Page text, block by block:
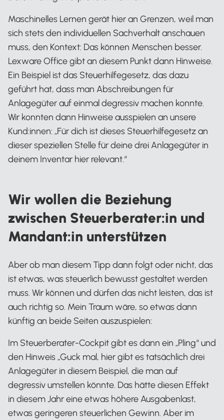
Maschinelles Lernen gerät hier an Grenzen, weil man
sich stets den individuellen Sachverhalt anschauen
muss, den Kontext: Das können Menschen besser.
Lexware Office gibt an diesem Punkt dann Hinweise.
Ein Beispiel ist das Steuerhilfegesetz, das dazu
geführt hat, dass man Abschreibungen für
Anlagegüter auf einmal degressiv machen konnte.
Wir konnten dann Hinweise ausspielen an unsere
Kund:innen: „Für dich ist dieses Steuerhilfegesetz an
dieser speziellen Stelle für deine drei Anlagegüter in
deinem Inventar hier relevant.“
Wir wollen die Beziehung
zwischen Steuerberater:in und
Mandant:in unterstützen
Aber ob man diesem Tipp dann folgt oder nicht, das
ist etwas, was steuerlich bewusst gestaltet werden
muss. Wir können und dürfen das nicht leisten, das ist
auch richtig so. Mein Traum wäre, so etwas dann
künftig an beide Seiten auszuspielen:
Im Steuerberater-Cockpit gibt es dann ein „Pling“ und
den Hinweis „Guck mal, hier gibt es tatsächlich drei
Anlagegüter in diesem Beispiel, die man auf
degressiv umstellen könnte. Das hätte diesen Effekt
in diesem Jahr eine etwas höhere Ausgabenlast,
etwas geringeren steuerlichen Gewinn. Aber im